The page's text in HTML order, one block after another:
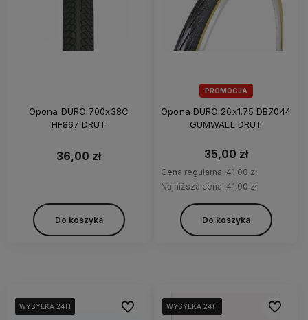
Opona DURO 700x38C
HF867 DRUT
36,00 zł
Do koszyka
PROMOCJA
Opona DURO 26x1.75 DB7044
GUMWALL DRUT
35,00 zł
Cena regularna: 41,00 zł
Najniższa cena: 41,00 zł
Do koszyka
WYSYŁKA 24H
WYSYŁKA 24H
WYSYŁKA 24H
WYSYŁKA 24H
WYSYŁKA 24H Do ulubionychWYSYŁKA 24H
WYSYŁKA 24H
WYSYŁKA 24H
WYSYŁKA 24H
WYSYŁKA 24H Do